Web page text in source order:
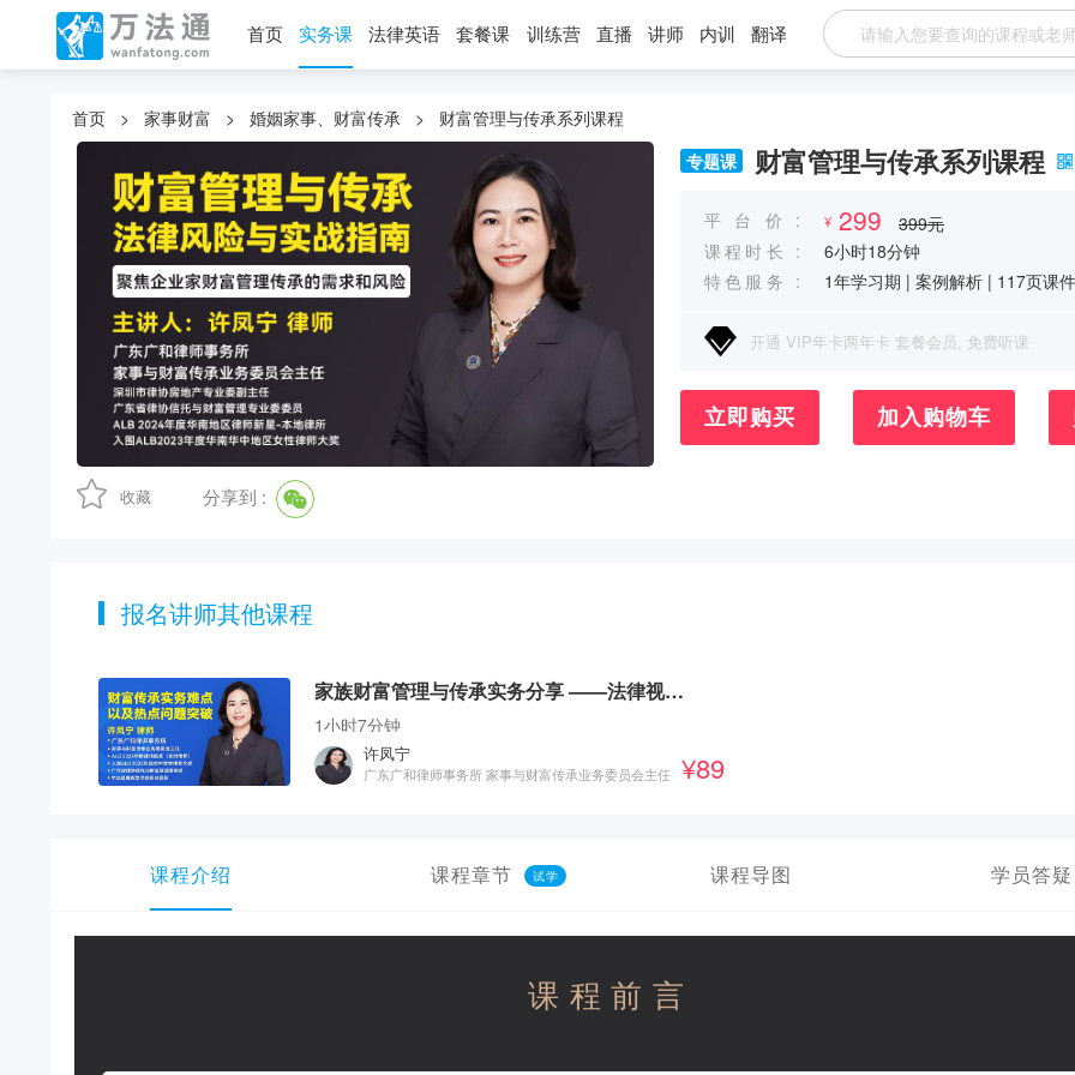
首页 实务课 法律英语 套餐课 训练营 直播 讲师 内训 翻译
首页 > 家事财富 > 婚姻家事、财富传承 > 财富管理与传承系列课程
收藏 分享到 :
专题课 财富管理与传承系列课程
平 台 价 : ¥ 299
399元
课程时长 :
6小时18分钟
特色服务 :
1年学习期 | 案例解析 | 117页课件
开通 VIP年卡两年卡 套餐会员, 免费听课
立即购买 加入购物车
报名讲师其他课程
家族财富管理与传承实务分享 ——法律视角下的策略与工具
1小时7分钟
许凤宁
广东广和律师事务所 家事与财富传承业务委员会主任 ¥89
课程介绍 课程章节 试学 课程导图 学员答疑
课程前言